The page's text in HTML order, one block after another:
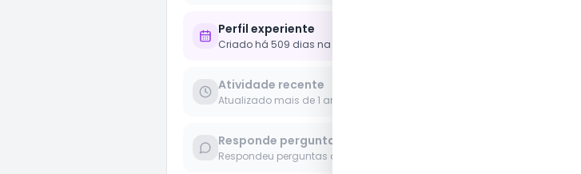
Perfil experiente
Criado há 509 dias na plataforma
Atividade recente
Atualizado mais de 1 ano
Responde perguntas
Respondeu perguntas de usuários